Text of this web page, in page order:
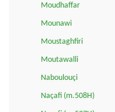
Moudhaffar
Mounawi
Moustaghfiri
Moutawalli
Naboulouçi
Naçafi (m.508H)